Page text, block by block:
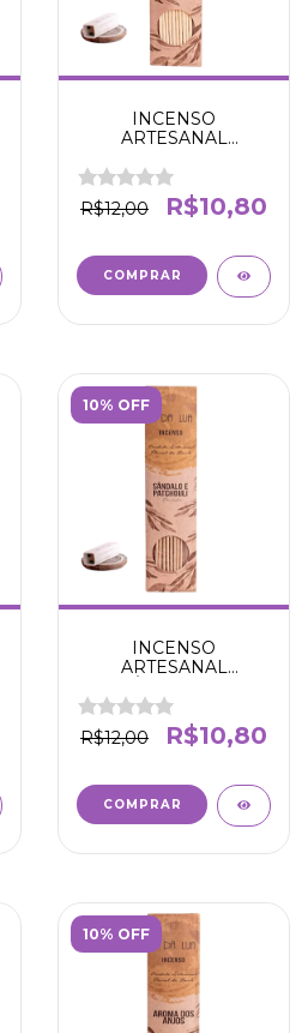
INCENSO
ARTESANAL
ALFAZEMA -
CALMANTE ALIVIA AS
TENSÕES - N' DA LUA
R$12,00 R$10,80
10% OFF
INCENSO
ARTESANAL
PATCHOULI -
SABEDORIA E
CONFIANÇA -N' DA
R$12,00 R$10,80
10% OFF